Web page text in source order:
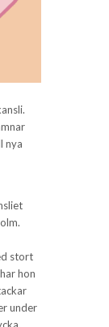
nya
stort
hon
under